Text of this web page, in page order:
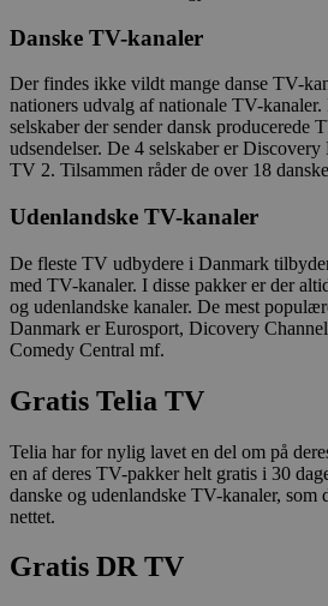
Danske TV-kanaler
Der findes ikke vildt mange danse TV-
nationers udvalg af nationale TV-
selskaber der sender dansk producerede
udsendelser. De 4 selskaber er
TV 2. Tilsammen råder de over 18
Udenlandske TV-kanaler
De fleste TV udbydere i Danmark
med TV-kanaler. I disse pakker er der
og udenlandske kanaler. De mest
Danmark er Eurosport, Dicovery
Comedy Central mf.
Gratis Telia TV
Telia har for nylig lavet en del om på
en af deres TV-pakker helt gratis i 30
danske og udenlandske TV-kanaler, som
nettet.
Gratis DR TV